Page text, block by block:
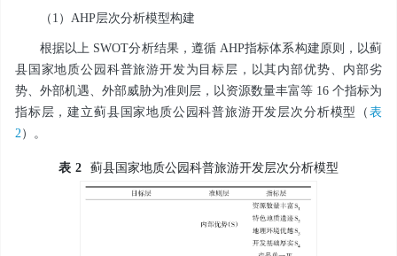
（1）AHP层次分析模型构建
根据以上 SWOT分析结果，遵循 AHP指标体系构建原则，以蓟
县国家地质公园科普旅游开发为目标层，以其内部优势、内部劣
势、外部机遇、外部威胁为准则层，以资源数量丰富等 16 个指标为
指标层，建立蓟县国家地质公园科普旅游开发层次分析模型（ 表
2）。
表 2 蓟县国家地质公园科普旅游开发层次分析模型